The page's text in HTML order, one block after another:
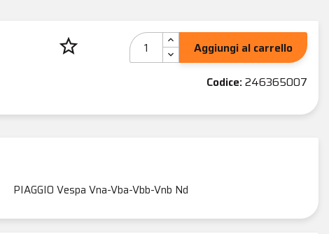
star_border
Aggiungi al carrello
Codice:246365007
PIAGGIO Vespa Vna-Vba-Vbb-Vnb Nd